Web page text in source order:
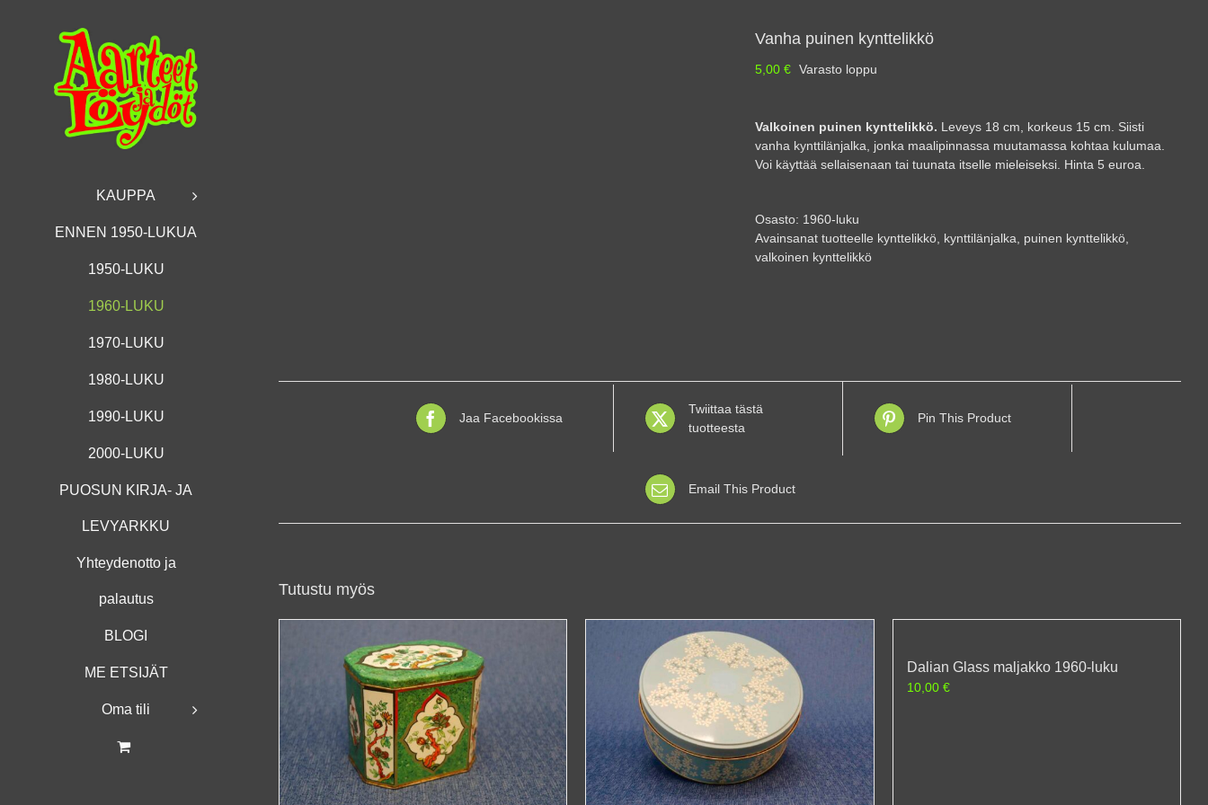
KAUPPA
ENNEN 1950-LUKUA
1950-LUKU
1960-LUKU
1970-LUKU
1980-LUKU
1990-LUKU
2000-LUKU
PUOSUN KIRJA- JA
LEVYARKKU
Yhteydenotto ja
palautus
BLOGI
ME ETSIJÄT
Oma tili
Vanha puinen kynttelikkö
5,00 € Varasto loppu
Valkoinen puinen kynttelikkö. Leveys 18 cm, korkeus 15 cm. Siisti
vanha kynttilänjalka, jonka maalipinnassa muutamassa kohtaa kulumaa.
Voi käyttää sellaisenaan tai tuunata itselle mieleiseksi. Hinta 5 euroa.
Osasto: 1960-luku
Avainsanat tuotteelle kynttelikkö kynttilänjalka puinen kynttelikkö
valkoinen kynttelikkö
Jaa Facebookissa
Twiittaa tästä
tuotteesta
Pin This Product
Email This Product
Tutustu myös
Dalian Glass maljakko 1960-luku
10,00 €